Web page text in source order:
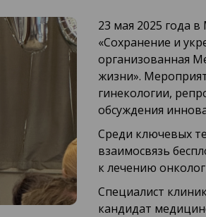
23 мая 2025 года
«Сохранение и
организованная
жизни».
гинекологии,
обсуждения
Среди ключевых
взаимосвязь
к лечению
Специалист
кандидат